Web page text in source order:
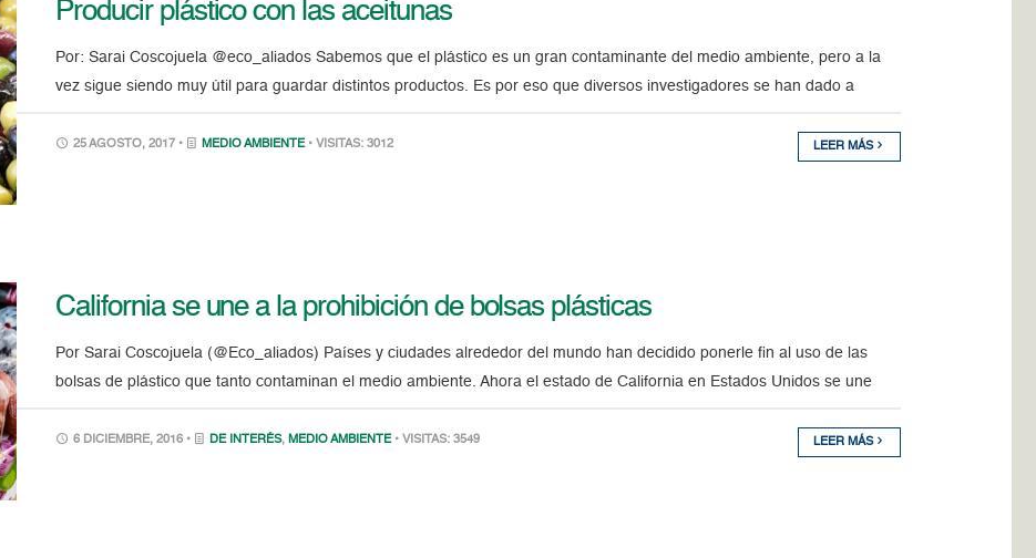
Producir plástico con las aceitunas
Por: Sarai Coscojuela @eco_aliados Sabemos que el plástico es un gran contaminante del medio ambiente, pero a la
vez sigue siendo muy útil para guardar distintos productos. Es por eso que diversos investigadores se han dado a
25 AGOSTO, 2017 • MEDIO AMBIENTE • VISITAS: 3012 LEER MÁS
California se une a la prohibición de bolsas plásticas
Por Sarai Coscojuela (@Eco_aliados) Países y ciudades alrededor del mundo han decidido ponerle fin al uso de las
bolsas de plástico que tanto contaminan el medio ambiente. Ahora el estado de California en Estados Unidos se une
6 DICIEMBRE, 2016 • DE INTERÉS, MEDIO AMBIENTE • VISITAS: 3549 LEER MÁS